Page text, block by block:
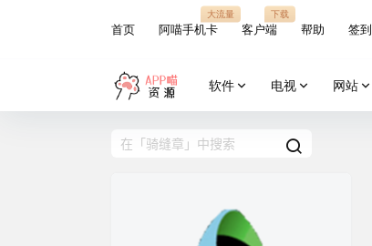
首页 阿喵手机卡
大流量
客户端
下载
帮助 签到
软件 电视 网站